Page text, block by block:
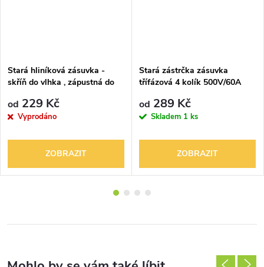
Stará hliníková zásuvka -
skříň do vlhka , zápustná do
od 229 Kč
Vyprodáno
ZOBRAZIT
Stará zástrčka zásuvka
třífázová 4 kolík 500V/60A
od 289 Kč
Skladem 1 ks
ZOBRAZIT